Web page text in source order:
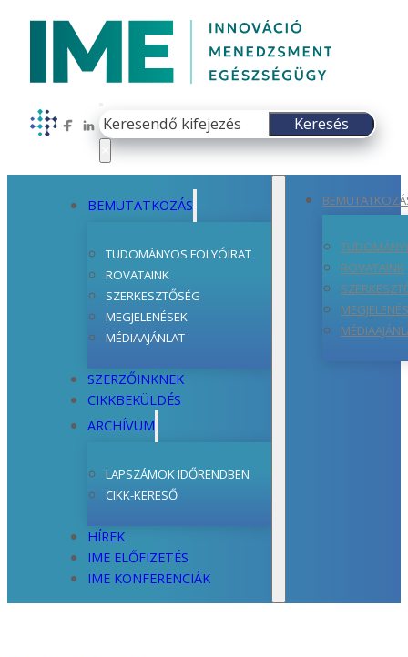
Follow us on Facebook
Follow us on LinkedIn
Keresés
Keresés
BEMUTATKOZÁS
TUDOMÁNYOS FOLYÓIRAT
ROVATAINK
SZERKESZTŐSÉG
MEGJELENÉSEK
MÉDIAAJÁNLAT
SZERZŐINKNEK
CIKKBEKÜLDÉS
ARCHÍVUM
LAPSZÁMOK IDŐRENDBEN
CIKK-KERESŐ
HÍREK
IME ELŐFIZETÉS
IME KONFERENCIÁK
ROVATAINK